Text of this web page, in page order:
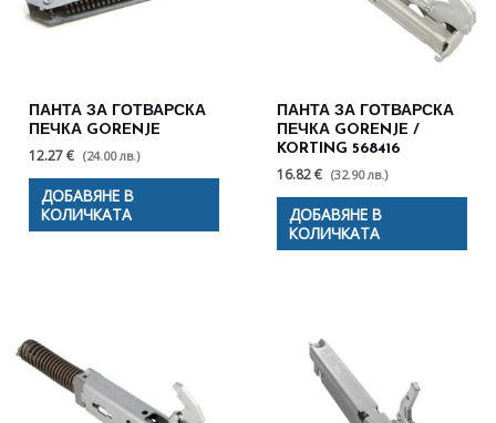
ПАНТА ЗА ГОТВАРСКА
ПЕЧКА GORENJE
12.27 € (24.00 лв.)
ДОБАВЯНЕ В
КОЛИЧКАТА
ПАНТА ЗА ГОТВАРСКА
ПЕЧКА GORENJE /
KORTING 568416
16.82 € (32.90 лв.)
ДОБАВЯНЕ В
КОЛИЧКАТА